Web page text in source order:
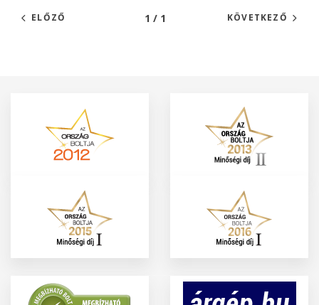
ELŐZŐ 1 / 1 KÖVETKEZŐ